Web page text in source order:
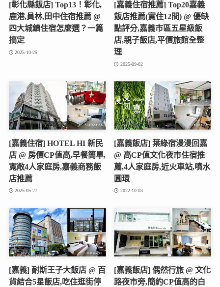
[彰化縣飯店] Top13！彰化,
鹿港,員林,田中住宿推薦 @
四大城鎮住宿怎麼選？一篇
搞定
2025-10-25
[嘉義住宿推薦] Top20嘉義
飯店推薦(實住12間) @ 優缺
點評分,嘉義市區五星級飯
店,親子飯店,平價旅館全整
理
2025-09-02
[嘉義住宿] HOTEL HI 新民
店 @ 房價CP值高,早餐簡單,
寬敞4人家庭房,嘉義商務飯
店推薦
2025-05-27
[嘉義飯店] 葉綠宿漫漫回嘉
@ 高CP值文化夜市住宿推
薦,4人家庭房,近火車站,噴水
圓環
2022-10-03
[嘉義] 耐斯王子大飯店 @ 百
貨結合5星飯店,吃住逛街停
[嘉義飯店] 偶然行旅 @ 文化
路夜市旁,簡約CP值高的白